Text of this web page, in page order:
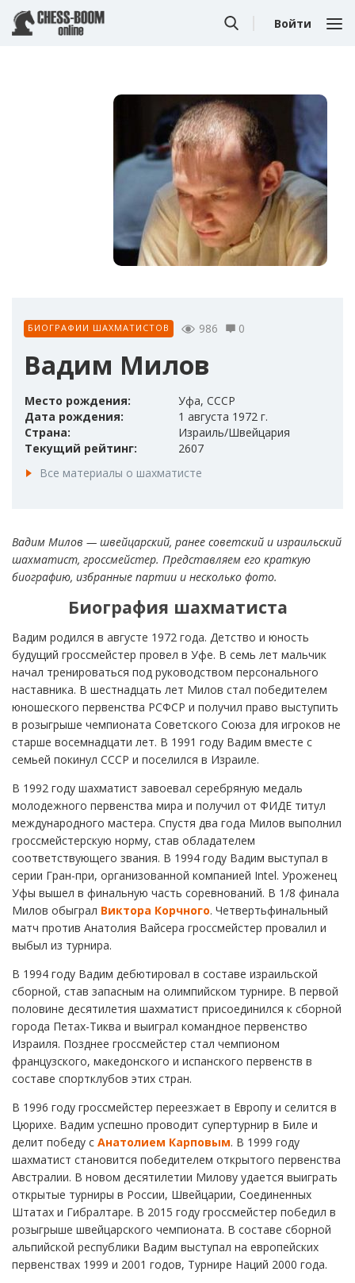
Войти
БИОГРАФИИ ШАХМАТИСТОВ 986 0
Вадим Милов
Место рождения:
Уфа, СССР
Дата рождения:
1 августа 1972 г.
Страна:
Израиль/Швейцария
Текущий рейтинг:
2607
Все материалы о шахматисте
Вадим Милов — швейцарский, ранее советский и израильский
шахматист, гроссмейстер. Представляем его краткую
биографию, избранные партии и несколько фото.
Биография шахматиста
Вадим родился в августе 1972 года. Детство и юность
будущий гроссмейстер провел в Уфе. В семь лет мальчик
начал тренироваться под руководством персонального
наставника. В шестнадцать лет Милов стал победителем
юношеского первенства РСФСР и получил право выступить
в розыгрыше чемпионата Советского Союза для игроков не
старше восемнадцати лет. В 1991 году Вадим вместе с
семьей покинул СССР и поселился в Израиле.
В 1992 году шахматист завоевал серебряную медаль
молодежного первенства мира и получил от ФИДЕ титул
международного мастера. Спустя два года Милов выполнил
гроссмейстерскую норму, став обладателем
соответствующего звания. В 1994 году Вадим выступал в
серии Гран-при, организованной компанией Intel. Уроженец
Уфы вышел в финальную часть соревнований. В 1/8 финала
Милов обыграл Виктора Корчного. Четвертьфинальный
матч против Анатолия Вайсера гроссмейстер провалил и
выбыл из турнира.
В 1994 году Вадим дебютировал в составе израильской
сборной, став запасным на олимпийском турнире. В первой
половине десятилетия шахматист присоединился к сборной
города Петах-Тиква и выиграл командное первенство
Израиля. Позднее гроссмейстер стал чемпионом
французского, македонского и испанского первенств в
составе спортклубов этих стран.
В 1996 году гроссмейстер переезжает в Европу и селится в
Цюрихе. Вадим успешно проводит супертурнир в Биле и
делит победу с Анатолием Карповым. В 1999 году
шахматист становится победителем открытого первенства
Австралии. В новом десятилетии Милову удается выиграть
открытые турниры в России, Швейцарии, Соединенных
Штатах и Гибралтаре. В 2015 году гроссмейстер победил в
розыгрыше швейцарского чемпионата. В составе сборной
альпийской республики Вадим выступал на европейских
первенствах 1999 и 2001 годов, Турнире Наций 2000 года.